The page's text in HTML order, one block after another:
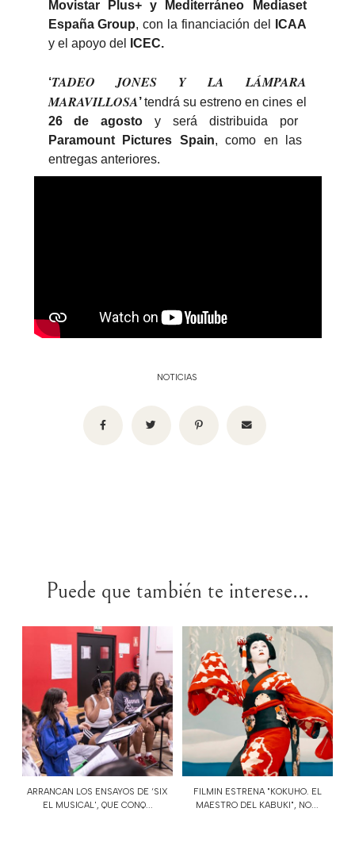
Movistar Plus+ y Mediterráneo Mediaset
España Group, con la financiación del
ICAA
y el apoyo del
ICEC.
‘TADEO JONES Y LA LÁMPARA
MARAVILLOSA’tendrá su estreno en cines el
26 de agostoy será distribuida por
Paramount Pictures Spain, como en las
entregas anteriores.
NOTICIAS
Puede que también te interese...
ARRANCAN LOS ENSAYOS DE ‘SIX
EL MUSICAL', QUE CONQ...
FILMIN ESTRENA "KOKUHO. EL
MAESTRO DEL KABUKI", NO...